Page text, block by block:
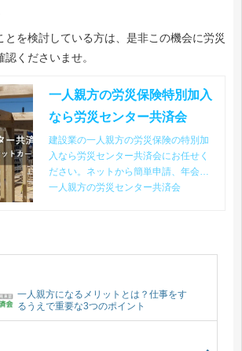
を検討している方は、是非この機会に労災
くださいませ。
一人親方の労災保険特別加入
なら労災センター共済会
建設業の一人親方の労災保険の特別加
入なら労災センター共済会にお任せく
ださい。ネットから簡単申請、年会費3
600円で加入できます。当サイトの保険
一人親方の労災センター共済会
一人親方になるメリットとは？仕事をす
るうえで重要な3つのポイント